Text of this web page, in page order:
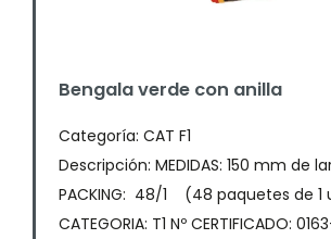
Bengala verde con anilla
Categoría: CAT F1
Descripción: MEDIDAS: 150 mm de
PACKING: 48/1 (48 paquetes de 1
CATEGORIA: T1 Nº CERTIFICADO: